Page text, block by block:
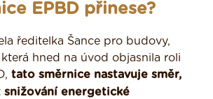
EPBD přinese?
ředitelka Šance pro budovy,
která hned na úvod objasnila roli
tato směrnice nastavuje směr,
snižování energetické